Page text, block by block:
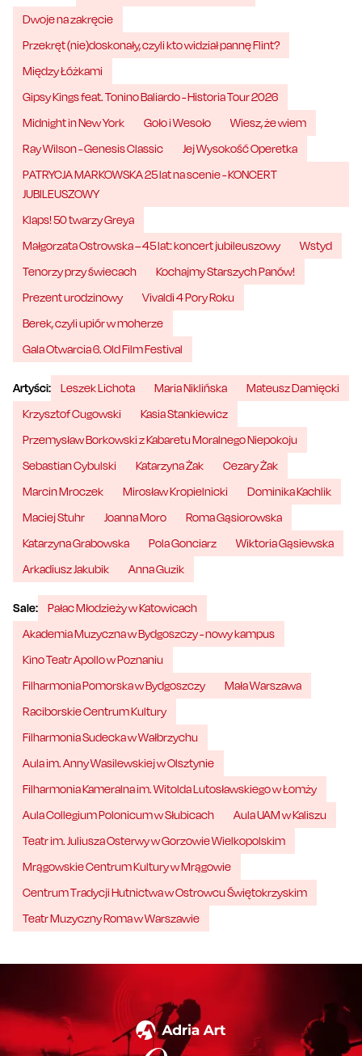
Dwoje na zakręcie
Przekręt (nie)doskonały, czyli kto widział pannę Flint?
Między Łóżkami
Gipsy Kings feat. Tonino Baliardo - Historia Tour 2026
Midnight in New York
Goło i Wesoło
Wiesz, że wiem
Ray Wilson - Genesis Classic
Jej Wysokość Operetka
PATRYCJA MARKOWSKA 25 lat na scenie - KONCERT
JUBILEUSZOWY
Klaps! 50 twarzy Greya
Małgorzata Ostrowska – 45 lat: koncert jubileuszowy
Wstyd
Tenorzy przy świecach
Kochajmy Starszych Panów!
Prezent urodzinowy
Vivaldi 4 Pory Roku
Berek, czyli upiór w moherze
Gala Otwarcia 6. Old Film Festival
Artyści: Leszek Lichota Maria Niklińska
Mateusz Damięcki
Krzysztof Cugowski
Kasia Stankiewicz
Przemysław Borkowski z Kabaretu Moralnego Niepokoju
Sebastian Cybulski
Katarzyna Żak
Cezary Żak
Marcin Mroczek
Mirosław Kropielnicki
Dominika Kachlik
Maciej Stuhr
Joanna Moro
Roma Gąsiorowska
Katarzyna Grabowska
Pola Gonciarz
Wiktoria Gąsiewska
Arkadiusz Jakubik
Anna Guzik
Sale:
Pałac Młodzieży w Katowicach
Akademia Muzyczna w Bydgoszczy - nowy kampus
Kino Teatr Apollo w Poznaniu
Filharmonia Pomorska w Bydgoszczy
Mała Warszawa
Raciborskie Centrum Kultury
Filharmonia Sudecka w Wałbrzychu
Aula im. Anny Wasilewskiej w Olsztynie
Filharmonia Kameralna im. Witolda Lutosławskiego w Łomży
Aula Collegium Polonicum w Słubicach
Aula UAM w Kaliszu
Teatr im. Juliusza Osterwy w Gorzowie Wielkopolskim
Mrągowskie Centrum Kultury w Mrągowie
Centrum Tradycji Hutnictwa w Ostrowcu Świętokrzyskim
Teatr Muzyczny Roma w Warszawie